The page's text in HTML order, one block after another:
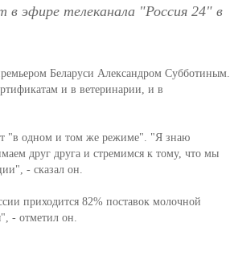
в эфире телеканала "Россия 24" в
Беларуси Александром Субботиным.
и в ветеринарии, и в
"в одном и том же режиме". "Я знаю
друг друга и стремимся к тому, что мы
- сказал он.
приходится 82% поставок молочной
- отметил он.